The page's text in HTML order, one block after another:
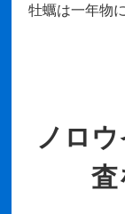
牡蠣は一年物
ノロ
査